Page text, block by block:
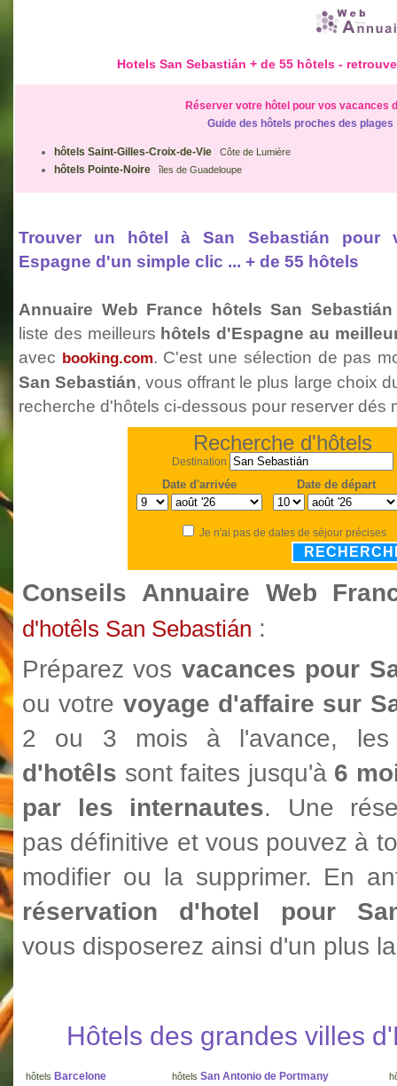
Hotels San Sebastián + de 55 hôtels -
Réserver votre hôtel pour vos vacances
Guide des hôtels proches des plages
hôtels Saint-Gilles-Croix-de-Vie Côte de Lumière
hôtels Pointe-Noire îles de Guadeloupe
Trouver un hôtel à San Sebastián pour
Espagne d'un simple clic ... + de 55 hôtels
Annuaire Web France hôtels San Sebastián
liste des meilleurs hôtels d'Espagne au
avec booking.com. C'est une sélection de pas
San Sebastián, vous offrant le plus large choix
recherche d'hôtels ci-dessous pour reserver dés
Recherche d'hôtels
Destination
Date d'arrivée Date de départ
Je n'ai pas de dates de séjour précises
Conseils Annuaire Web
d'hotêls San Sebastián :
Préparez vos vacances pour
ou votre voyage d'affaire sur
2 ou 3 mois à l'avance,
d'hotêls sont faites jusqu'à 6
par les internautes. Une
pas définitive et vous pouvez à
modifier ou la supprimer. En
réservation d'hotel pour
vous disposerez ainsi d'un plus
Hôtels des grandes villes
hôtels Barcelone hôtels San Antonio de Portmany